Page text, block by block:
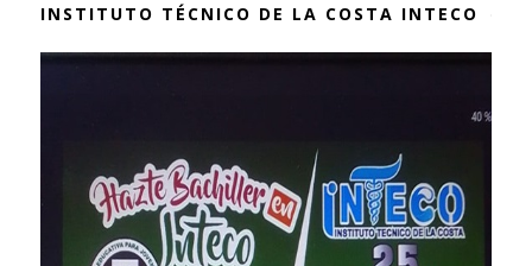
INSTITUTO TÉCNICO DE LA COSTA INTECO